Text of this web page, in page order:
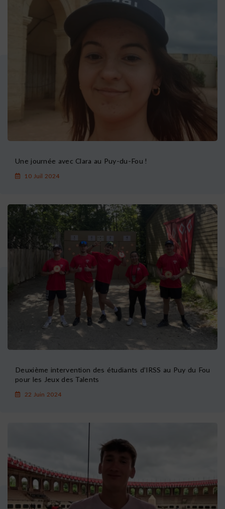
Une journée avec Clara au Puy-du-Fou !
10 Juil 2024
Deuxième intervention des étudiants d’IRSS au Puy du Fou
pour les Jeux des Talents
22 Juin 2024